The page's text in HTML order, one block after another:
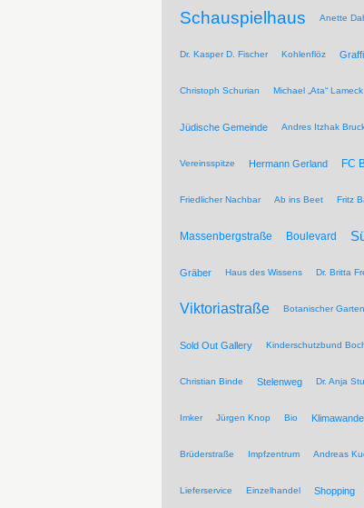
Schauspielhaus Anette
Dr. Kasper D. Fischer Kohlenflöz
Christoph Schurian Michael „Ata“ Lameck
Jüdische Gemeinde Andres Itzhak
Vereinsspitze Hermann Gerland FC
Friedlicher Nachbar Ab ins Beet Fritz
Massenbergstraße Boulevard
Gräber Haus des Wissens Dr. Britta
Viktoriastraße Botanischer Garten
Sold Out Gallery Kinderschutzbund
Christian Binde Stelenweg Dr. Anja
Imker Jürgen Knop Bio
Brüderstraße Impfzentrum Andreas
Lieferservice Einzelhandel Shopping